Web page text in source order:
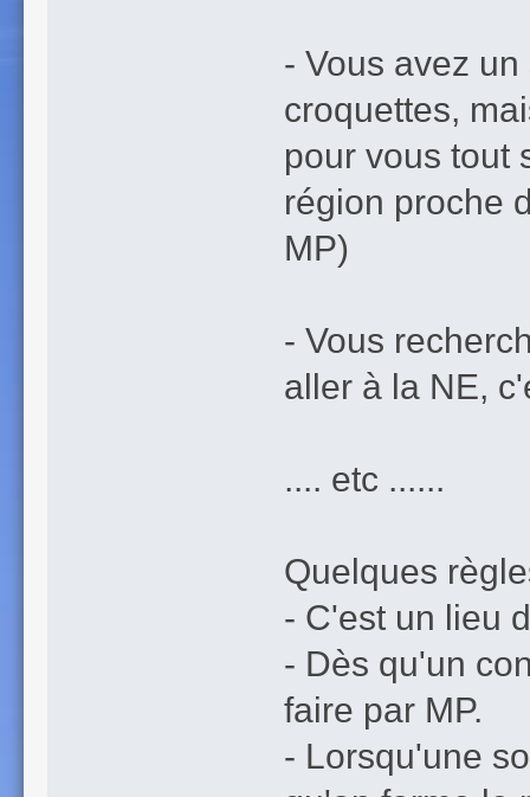
- Vous avez
croquettes,
pour vous tout
région proche
MP)
- Vous
aller à la NE,
.... etc ......
Quelques
- C'est un lieu
- Dès qu'un
faire par MP.
- Lorsqu'une